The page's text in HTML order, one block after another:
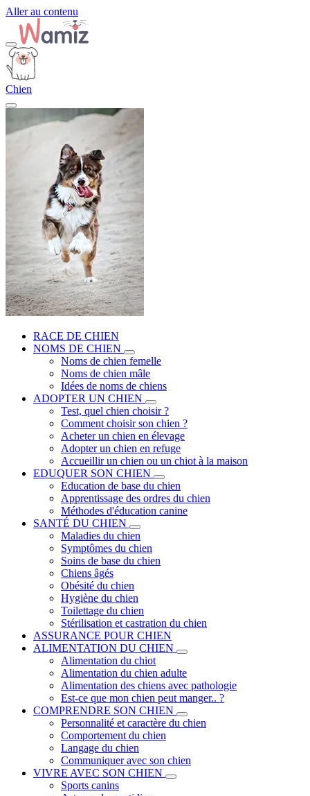
Aller au contenu
Chien
RACE DE CHIEN
NOMS DE CHIEN
Noms de chien femelle
Noms de chien mâle
Idées de noms de chiens
ADOPTER UN CHIEN
Test, quel chien choisir ?
Comment choisir son chien ?
Acheter un chien en élevage
Adopter un chien en refuge
Accueillir un chien ou un chiot à la maison
EDUQUER SON CHIEN
Education de base du chien
Apprentissage des ordres du chien
Méthodes d'éducation canine
SANTÉ DU CHIEN
Maladies du chien
Symptômes du chien
Soins de base du chien
Chiens âgés
Obésité du chien
Hygiène du chien
Toilettage du chien
Stérilisation et castration du chien
ASSURANCE POUR CHIEN
ALIMENTATION DU CHIEN
Alimentation du chiot
Alimentation du chien adulte
Alimentation des chiens avec pathologie
Est-ce que mon chien peut manger.. ?
COMPRENDRE SON CHIEN
Personnalité et caractère du chien
Comportement du chien
Langage du chien
Communiquer avec son chien
VIVRE AVEC SON CHIEN
Sports canins